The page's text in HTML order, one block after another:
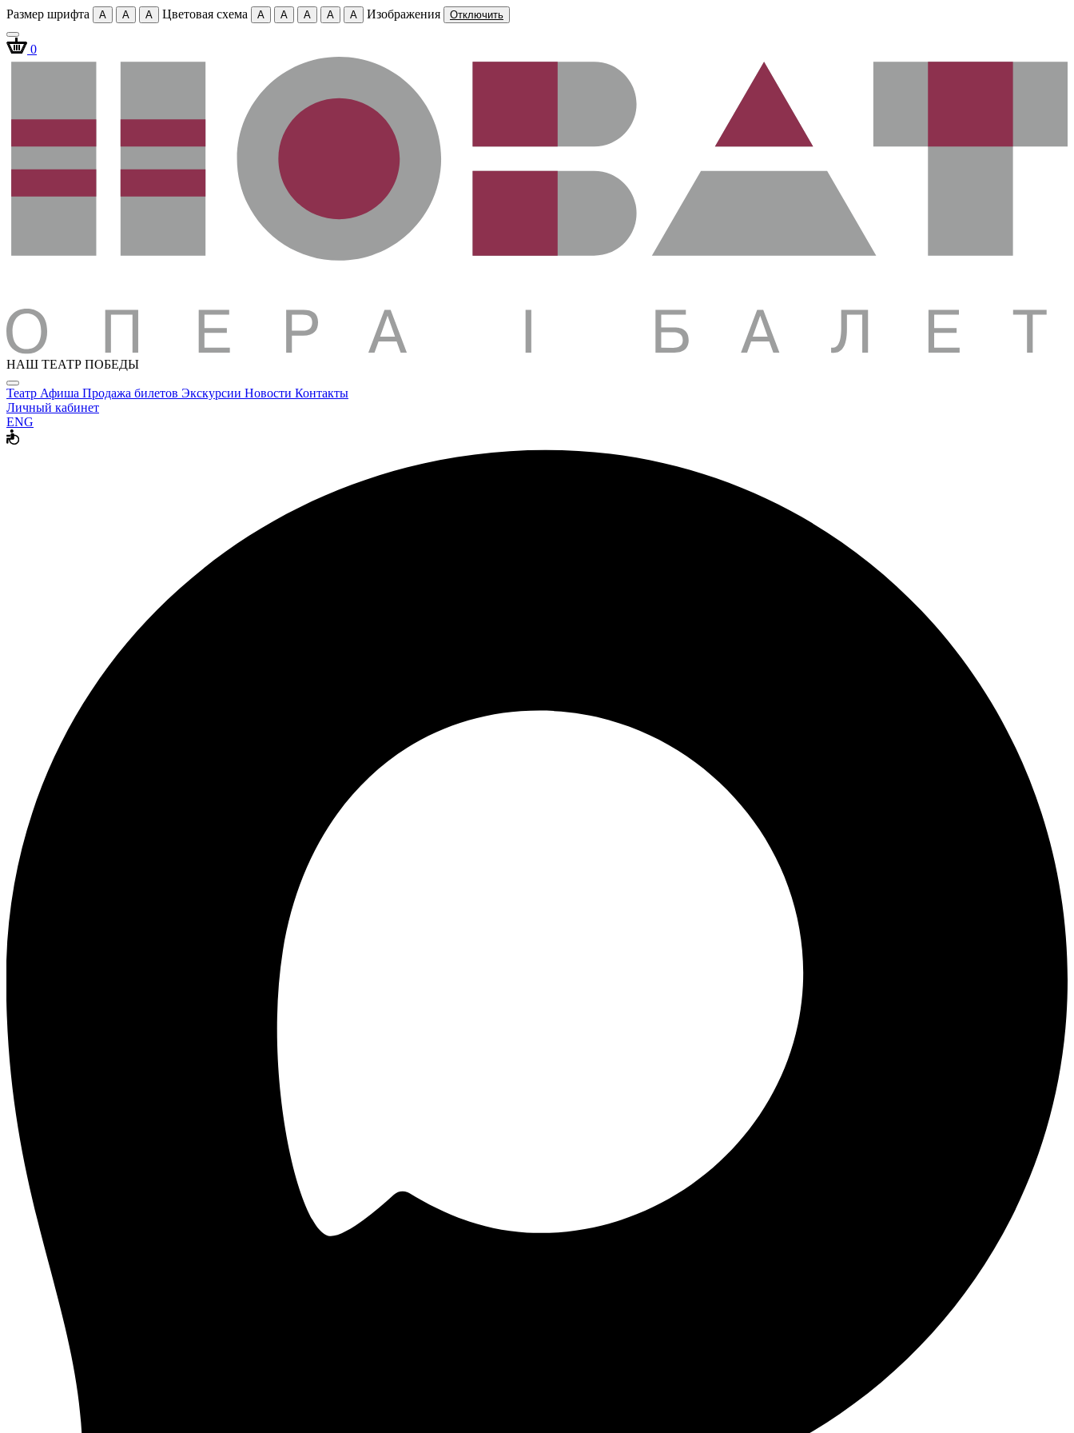
Размер шрифта A A A Цветовая схема A A A A A Изображения Отключить
0
НАШ ТЕАТР ПОБЕДЫ
Театр Афиша Продажа билетов Экскурсии Новости Контакты
Личный кабинет
ENG